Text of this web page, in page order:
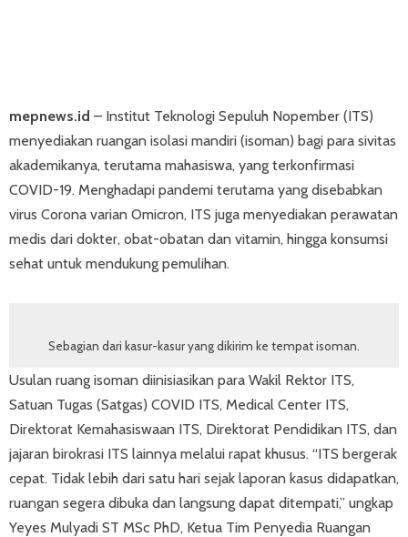
mepnews.id – Institut Teknologi Sepuluh Nopember (ITS)
menyediakan ruangan isolasi mandiri (isoman) bagi para sivitas
akademikanya, terutama mahasiswa, yang terkonfirmasi
COVID-19. Menghadapi pandemi terutama yang disebabkan
virus Corona varian Omicron, ITS juga menyediakan perawatan
medis dari dokter, obat-obatan dan vitamin, hingga konsumsi
sehat untuk mendukung pemulihan.
Sebagian dari kasur-kasur yang dikirim ke tempat isoman.
Usulan ruang isoman diinisiasikan para Wakil Rektor ITS,
Satuan Tugas (Satgas) COVID ITS, Medical Center ITS,
Direktorat Kemahasiswaan ITS, Direktorat Pendidikan ITS, dan
jajaran birokrasi ITS lainnya melalui rapat khusus. “ITS bergerak
cepat. Tidak lebih dari satu hari sejak laporan kasus didapatkan,
ruangan segera dibuka dan langsung dapat ditempati,” ungkap
Yeyes Mulyadi ST MSc PhD, Ketua Tim Penyedia Ruangan